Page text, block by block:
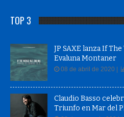
TOP 3
JP SAXE lanza If
Evaluna Montaner
08 de abril de 2020 |
Claudio Basso
Triunfo en Mar del